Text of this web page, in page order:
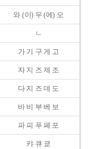
와 (이) 우 (에) 오
ㄴ
가 기 구 게 고
자 지 즈 제 조
다 지 즈 데 도
바 비 부 베 보
파 피 푸 페 포
캬 큐 쿄